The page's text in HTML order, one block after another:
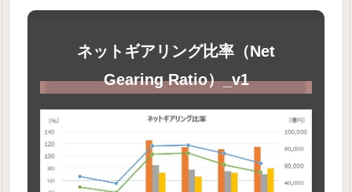
ネットギアリング比率（Net
Gearing Ratio）_v1